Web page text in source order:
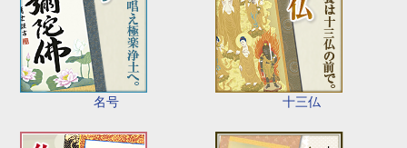
名号 十三仏